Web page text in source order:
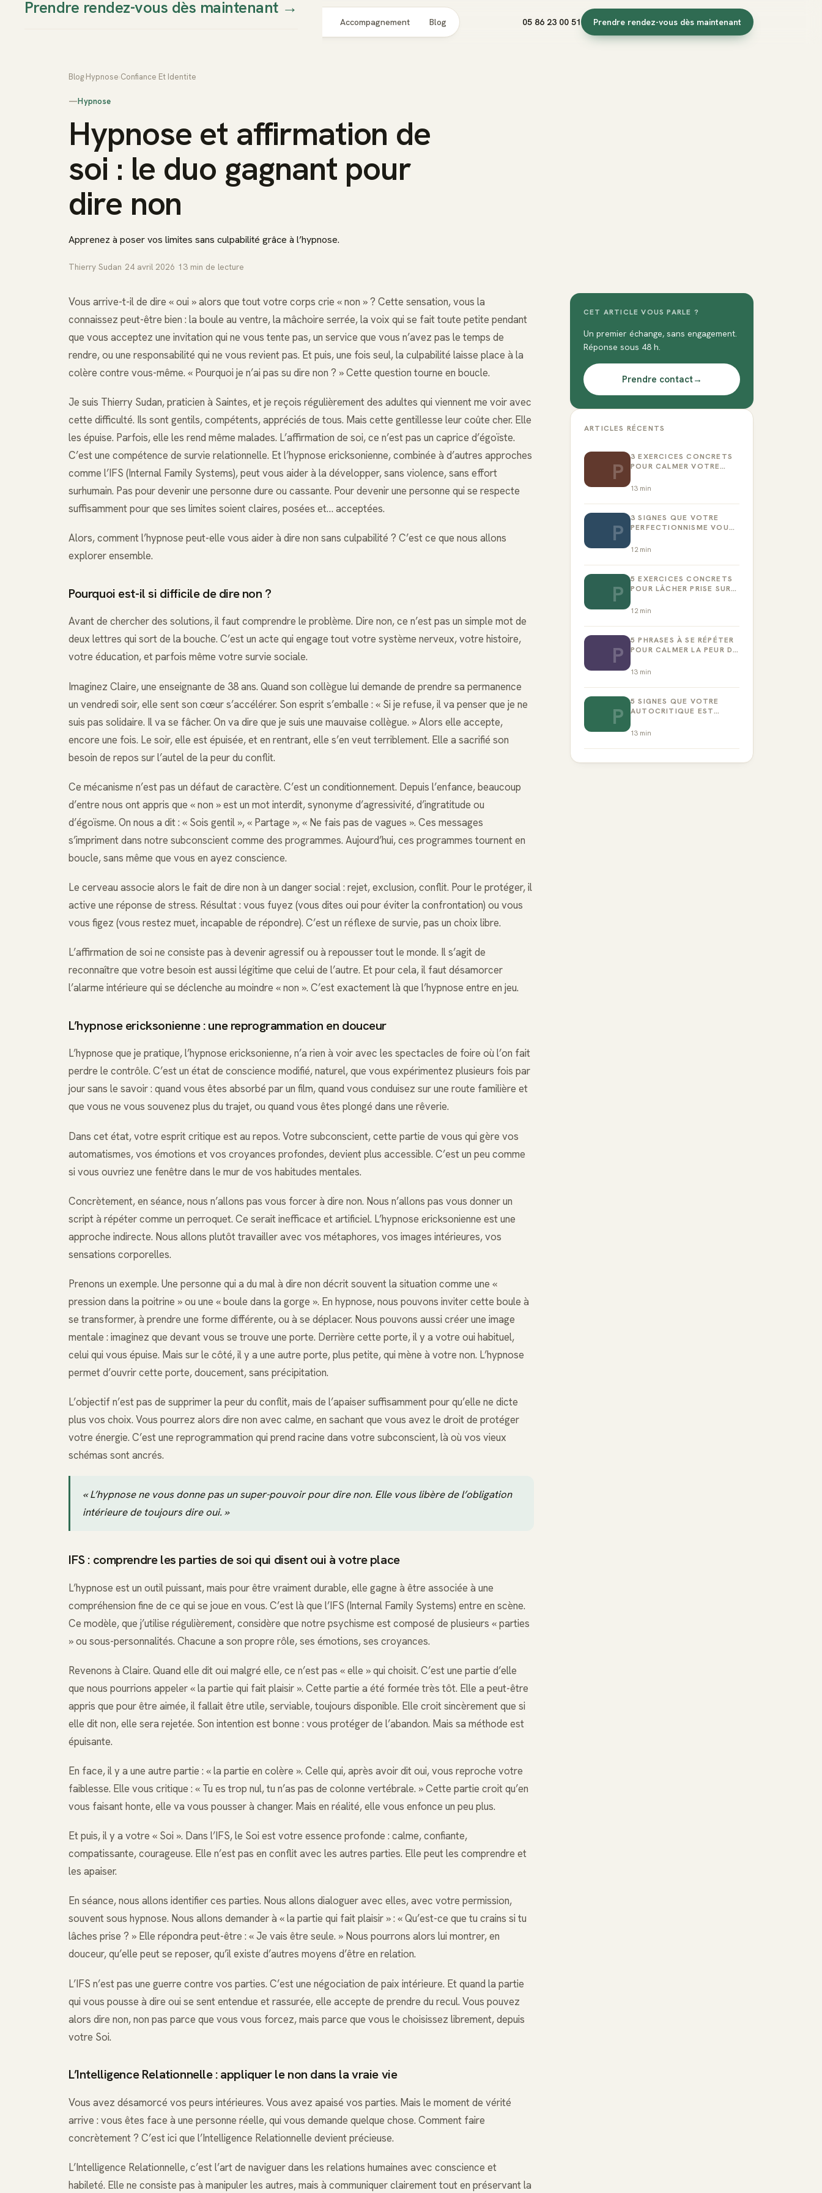
Accompagnement Blog 05 86 23 00 51 Prendre rendez-vous dès maintenant
Prendre rendez-vous dès maintenant→
Blog Hypnose Confiance Et Identite
—Hypnose
Hypnose et affirmation de
soi : le duo gagnant pour
dire non
Apprenez à poser vos limites sans culpabilité grâce à l’hypnose.
Thierry Sudan 24 avril 2026 13 min de lecture
Vous arrive-t-il de dire « oui » alors que tout votre corps crie « non » ? Cette sensation, vous la
connaissez peut-être bien : la boule au ventre, la mâchoire serrée, la voix qui se fait toute petite pendant
que vous acceptez une invitation qui ne vous tente pas, un service que vous n’avez pas le temps de
rendre, ou une responsabilité qui ne vous revient pas. Et puis, une fois seul, la culpabilité laisse place à la
colère contre vous-même. « Pourquoi je n’ai pas su dire non ? » Cette question tourne en boucle.
Je suis Thierry Sudan, praticien à Saintes, et je reçois régulièrement des adultes qui viennent me voir avec
cette difficulté. Ils sont gentils, compétents, appréciés de tous. Mais cette gentillesse leur coûte cher. Elle
les épuise. Parfois, elle les rend même malades. L’affirmation de soi, ce n’est pas un caprice d’égoïste.
C’est une compétence de survie relationnelle. Et l’hypnose ericksonienne, combinée à d’autres approches
comme l’IFS (Internal Family Systems), peut vous aider à la développer, sans violence, sans effort
surhumain. Pas pour devenir une personne dure ou cassante. Pour devenir une personne qui se respecte
suffisamment pour que ses limites soient claires, posées et… acceptées.
Alors, comment l’hypnose peut-elle vous aider à dire non sans culpabilité ? C’est ce que nous allons
explorer ensemble.
Pourquoi est-il si difficile de dire non ?
Avant de chercher des solutions, il faut comprendre le problème. Dire non, ce n’est pas un simple mot de
deux lettres qui sort de la bouche. C’est un acte qui engage tout votre système nerveux, votre histoire,
votre éducation, et parfois même votre survie sociale.
Imaginez Claire, une enseignante de 38 ans. Quand son collègue lui demande de prendre sa permanence
un vendredi soir, elle sent son cœur s’accélérer. Son esprit s’emballe : « Si je refuse, il va penser que je ne
suis pas solidaire. Il va se fâcher. On va dire que je suis une mauvaise collègue. » Alors elle accepte,
encore une fois. Le soir, elle est épuisée, et en rentrant, elle s’en veut terriblement. Elle a sacrifié son
besoin de repos sur l’autel de la peur du conflit.
Ce mécanisme n’est pas un défaut de caractère. C’est un conditionnement. Depuis l’enfance, beaucoup
d’entre nous ont appris que « non » est un mot interdit, synonyme d’agressivité, d’ingratitude ou
d’égoïsme. On nous a dit : « Sois gentil », « Partage », « Ne fais pas de vagues ». Ces messages
s’impriment dans notre subconscient comme des programmes. Aujourd’hui, ces programmes tournent en
boucle, sans même que vous en ayez conscience.
Le cerveau associe alors le fait de dire non à un danger social : rejet, exclusion, conflit. Pour le protéger, il
active une réponse de stress. Résultat : vous fuyez (vous dites oui pour éviter la confrontation) ou vous
vous figez (vous restez muet, incapable de répondre). C’est un réflexe de survie, pas un choix libre.
L’affirmation de soi ne consiste pas à devenir agressif ou à repousser tout le monde. Il s’agit de
reconnaître que votre besoin est aussi légitime que celui de l’autre. Et pour cela, il faut désamorcer
l’alarme intérieure qui se déclenche au moindre « non ». C’est exactement là que l’hypnose entre en jeu.
L’hypnose ericksonienne : une reprogrammation en douceur
L’hypnose que je pratique, l’hypnose ericksonienne, n’a rien à voir avec les spectacles de foire où l’on fait
perdre le contrôle. C’est un état de conscience modifié, naturel, que vous expérimentez plusieurs fois par
jour sans le savoir : quand vous êtes absorbé par un film, quand vous conduisez sur une route familière et
que vous ne vous souvenez plus du trajet, ou quand vous êtes plongé dans une rêverie.
Dans cet état, votre esprit critique est au repos. Votre subconscient, cette partie de vous qui gère vos
automatismes, vos émotions et vos croyances profondes, devient plus accessible. C’est un peu comme
si vous ouvriez une fenêtre dans le mur de vos habitudes mentales.
Concrètement, en séance, nous n’allons pas vous forcer à dire non. Nous n’allons pas vous donner un
script à répéter comme un perroquet. Ce serait inefficace et artificiel. L’hypnose ericksonienne est une
approche indirecte. Nous allons plutôt travailler avec vos métaphores, vos images intérieures, vos
sensations corporelles.
Prenons un exemple. Une personne qui a du mal à dire non décrit souvent la situation comme une «
pression dans la poitrine » ou une « boule dans la gorge ». En hypnose, nous pouvons inviter cette boule à
se transformer, à prendre une forme différente, ou à se déplacer. Nous pouvons aussi créer une image
mentale : imaginez que devant vous se trouve une porte. Derrière cette porte, il y a votre oui habituel,
celui qui vous épuise. Mais sur le côté, il y a une autre porte, plus petite, qui mène à votre non. L’hypnose
permet d’ouvrir cette porte, doucement, sans précipitation.
L’objectif n’est pas de supprimer la peur du conflit, mais de l’apaiser suffisamment pour qu’elle ne dicte
plus vos choix. Vous pourrez alors dire non avec calme, en sachant que vous avez le droit de protéger
votre énergie. C’est une reprogrammation qui prend racine dans votre subconscient, là où vos vieux
schémas sont ancrés.
« L’hypnose ne vous donne pas un super-pouvoir pour dire non. Elle vous libère de l’obligation
intérieure de toujours dire oui. »
IFS : comprendre les parties de soi qui disent oui à votre place
L’hypnose est un outil puissant, mais pour être vraiment durable, elle gagne à être associée à une
compréhension fine de ce qui se joue en vous. C’est là que l’IFS (Internal Family Systems) entre en scène.
Ce modèle, que j’utilise régulièrement, considère que notre psychisme est composé de plusieurs « parties
» ou sous-personnalités. Chacune a son propre rôle, ses émotions, ses croyances.
Revenons à Claire. Quand elle dit oui malgré elle, ce n’est pas « elle » qui choisit. C’est une partie d’elle
que nous pourrions appeler « la partie qui fait plaisir ». Cette partie a été formée très tôt. Elle a peut-être
appris que pour être aimée, il fallait être utile, serviable, toujours disponible. Elle croit sincèrement que si
elle dit non, elle sera rejetée. Son intention est bonne : vous protéger de l’abandon. Mais sa méthode est
épuisante.
En face, il y a une autre partie : « la partie en colère ». Celle qui, après avoir dit oui, vous reproche votre
faiblesse. Elle vous critique : « Tu es trop nul, tu n’as pas de colonne vertébrale. » Cette partie croit qu’en
vous faisant honte, elle va vous pousser à changer. Mais en réalité, elle vous enfonce un peu plus.
Et puis, il y a votre « Soi ». Dans l’IFS, le Soi est votre essence profonde : calme, confiante,
compatissante, courageuse. Elle n’est pas en conflit avec les autres parties. Elle peut les comprendre et
les apaiser.
En séance, nous allons identifier ces parties. Nous allons dialoguer avec elles, avec votre permission,
souvent sous hypnose. Nous allons demander à « la partie qui fait plaisir » : « Qu’est-ce que tu crains si tu
lâches prise ? » Elle répondra peut-être : « Je vais être seule. » Nous pourrons alors lui montrer, en
douceur, qu’elle peut se reposer, qu’il existe d’autres moyens d’être en relation.
L’IFS n’est pas une guerre contre vos parties. C’est une négociation de paix intérieure. Et quand la partie
qui vous pousse à dire oui se sent entendue et rassurée, elle accepte de prendre du recul. Vous pouvez
alors dire non, non pas parce que vous vous forcez, mais parce que vous le choisissez librement, depuis
votre Soi.
L’Intelligence Relationnelle : appliquer le non dans la vraie vie
Vous avez désamorcé vos peurs intérieures. Vous avez apaisé vos parties. Mais le moment de vérité
arrive : vous êtes face à une personne réelle, qui vous demande quelque chose. Comment faire
concrètement ? C’est ici que l’Intelligence Relationnelle devient précieuse.
L’Intelligence Relationnelle, c’est l’art de naviguer dans les relations humaines avec conscience et
habileté. Elle ne consiste pas à manipuler les autres, mais à communiquer clairement tout en préservant la
CET ARTICLE VOUS PARLE ?
Un premier échange, sans engagement.
Réponse sous 48 h.
Prendre contact→
ARTICLES RÉCENTS
P
3 EXERCICES CONCRETS
POUR CALMER VOTRE
13 min
P
3 SIGNES QUE VOTRE
PERFECTIONNISME VOUS
12min
P
5 EXERCICES CONCRETS
POUR LÂCHER PRISE SUR
12min
P
5 PHRASES À SE RÉPÉTER
POUR CALMER LA PEUR DE
13 min
P
5 SIGNES QUE VOTRE
AUTOCRITIQUE EST
13 min